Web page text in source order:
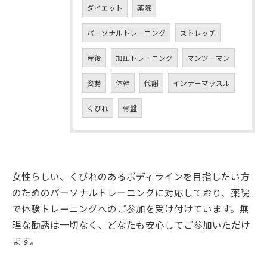
ダイエット 薬院
パーソナルトレーニング ストレッチ
産後 加圧トレーニング マンツーマン
姿勢 体幹 代謝 インナーマッスル
くびれ 骨盤
女性らしい、くびれのあるボディラインを目指したい方
のためのパーソナルトレーニングに対応しており、薬院
で体験トレーニングへのご参加を受け付けています。無
理な勧誘は一切なく、どなたも安心してご参加いただけ
ます。